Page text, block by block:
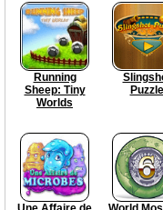
Running
Sheep: Tiny
Worlds
Puzzle